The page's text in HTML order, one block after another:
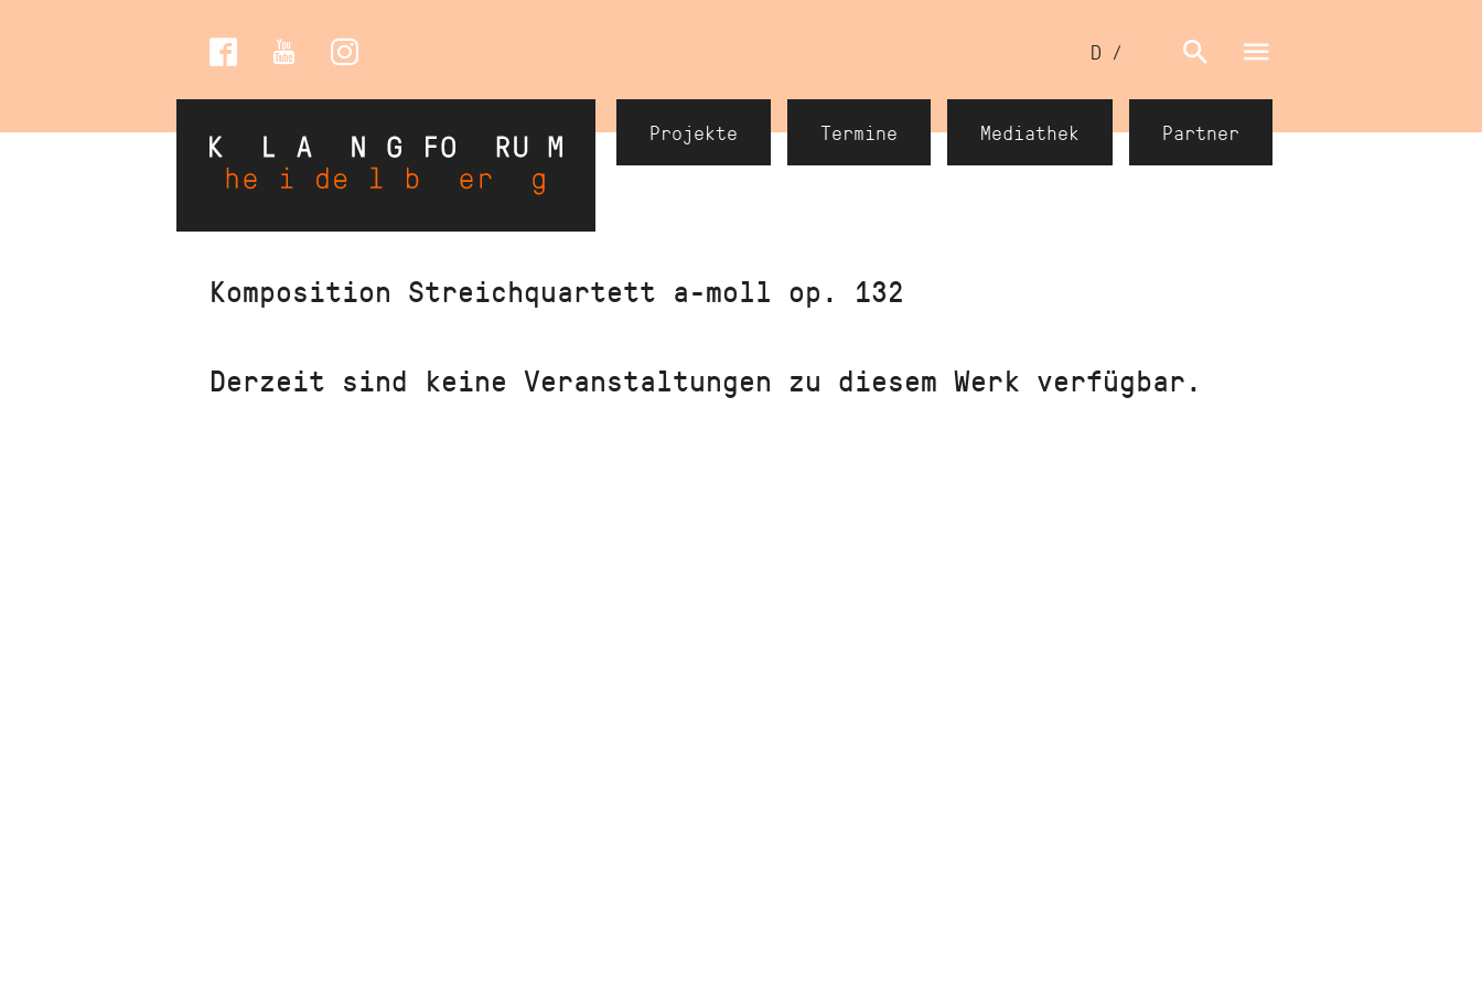
Sprachumschalter
D /
Social
Header
Navigation
Projekte Termine Mediathek Partner
Komposition Streichquartett a-moll op. 132
Derzeit sind keine Veranstaltungen zu diesem Werk verfügbar.